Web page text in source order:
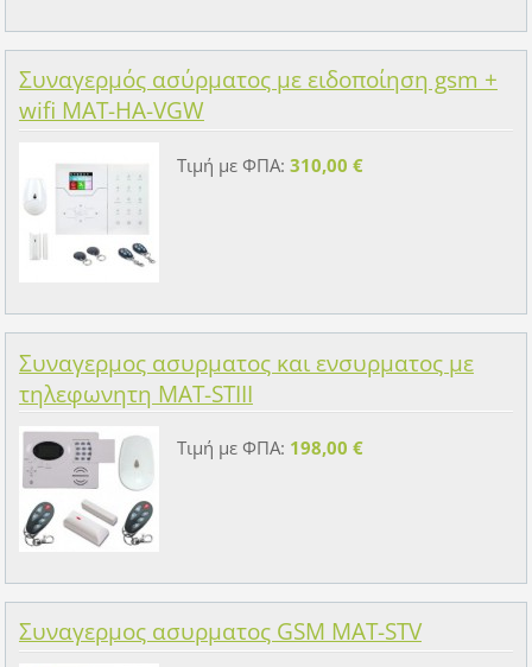
Συναγερμός ασύρματος με ειδοποίηση gsm +
wifi MAT-HA-VGW
Τιμή με ΦΠΑ: 310,00 €
Συναγερμος ασυρματος και ενσυρματος με
τηλεφωνητη MAT-STIII
Τιμή με ΦΠΑ: 198,00 €
Συναγερμος ασυρματος GSM MAT-STV